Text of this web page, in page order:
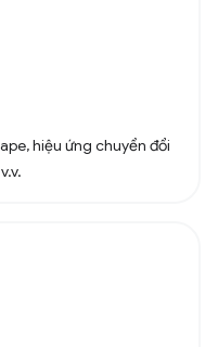
hiệu ứng chuyển đổi